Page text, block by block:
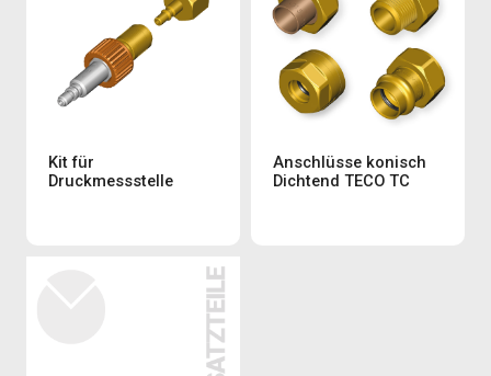
Kit für
Druckmessstelle
Anschlüsse konisch
Dichtend TECO TC